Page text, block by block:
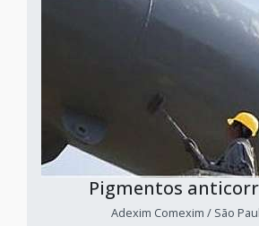
Pigmentos
Adexim Comexim / São